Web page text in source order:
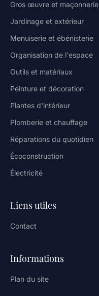
Gros œuvre et maçonnerie
Jardinage et extérieur
Menuiserie et ébénisterie
Organisation de l'espace
Outils et matériaux
Peinture et décoration
Plantes d'intérieur
Plomberie et chauffage
Réparations du quotidien
Écoconstruction
Électricité
Liens utiles
Contact
Informations
Plan du site